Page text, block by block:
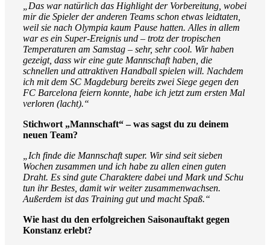
„Das war natürlich das Highlight der Vorbereitung, wobei
mir die Spieler der anderen Teams schon etwas leidtaten,
weil sie nach Olympia kaum Pause hatten. Alles in allem
war es ein Super-Ereignis und – trotz der tropischen
Temperaturen am Samstag – sehr, sehr cool. Wir haben
gezeigt, dass wir eine gute Mannschaft haben, die
schnellen und attraktiven Handball spielen will. Nachdem
ich mit dem SC Magdeburg bereits zwei Siege gegen den
FC Barcelona feiern konnte, habe ich jetzt zum ersten Mal
verloren (lacht).“
Stichwort „Mannschaft“ – was sagst du zu deinem
neuen Team?
„Ich finde die Mannschaft super. Wir sind seit sieben
Wochen zusammen und ich habe zu allen einen guten
Draht. Es sind gute Charaktere dabei und Mark und Schu
tun ihr Bestes, damit wir weiter zusammenwachsen.
Außerdem ist das Training gut und macht Spaß.“
Wie hast du den erfolgreichen Saisonauftakt gegen
Konstanz erlebt?